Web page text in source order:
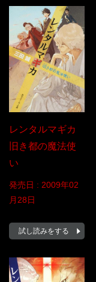
レンタルマギカ
旧き都の魔法使
い
発売日 : 2009年02
月28日
試し読みをする